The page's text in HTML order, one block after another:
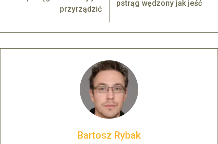
przyrządzić
pstrąg wędzony jak jeść
Bartosz Rybak